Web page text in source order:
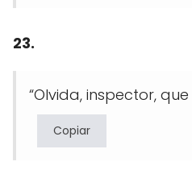
23.
“Olvida, inspector,
Copiar